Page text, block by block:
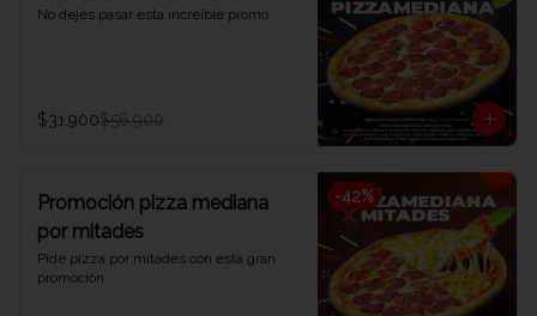
No dejes pasar esta increíble promo
$31.900$56.900
-42%
Promoción pizza mediana
por mitades
Pide pizza por mitades con esta gran
promoción